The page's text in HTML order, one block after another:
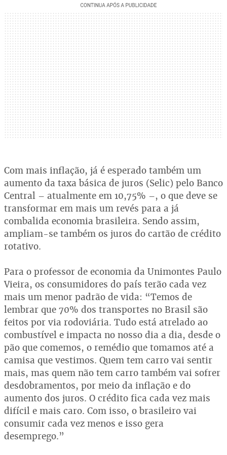
Com mais inflação, já é esperado também um
aumento da taxa básica de juros (Selic) pelo Banco
Central – atualmente em 10,75% –, o que deve se
transformar em mais um revés para a já
combalida economia brasileira. Sendo assim,
ampliam-se também os juros do cartão de crédito
rotativo.
Para o professor de economia da Unimontes Paulo
Vieira, os consumidores do país terão cada vez
mais um menor padrão de vida: “Temos de
lembrar que 70% dos transportes no Brasil são
feitos por via rodoviária. Tudo está atrelado ao
combustível e impacta no nosso dia a dia, desde o
pão que comemos, o remédio que tomamos até a
camisa que vestimos. Quem tem carro vai sentir
mais, mas quem não tem carro também vai sofrer
desdobramentos, por meio da inflação e do
aumento dos juros. O crédito fica cada vez mais
difícil e mais caro. Com isso, o brasileiro vai
consumir cada vez menos e isso gera
desemprego.”